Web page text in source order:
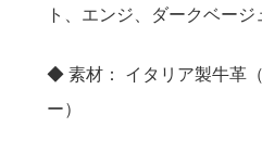
ト、エンジ、ダークベージ
◆ 素材： イタリア製牛革
ー）